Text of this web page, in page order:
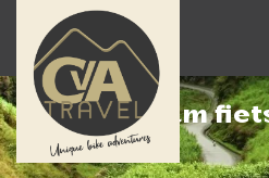
Vietnam